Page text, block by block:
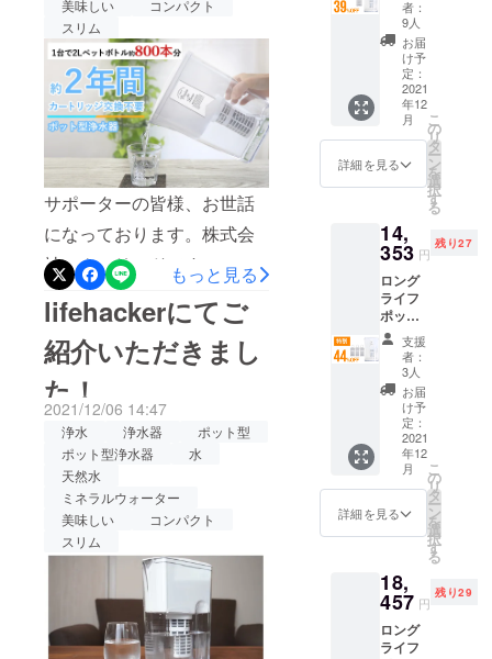
がページに記載されており
ます！ご検討中の方もそう
でない方も、ぜひ一度ペー
ジをご覧いただけますと幸
いです。なにかご質問、ご
不明点などございました
ら、お問い合わせよりどう
ぞお気軽におたずねくださ
いませ。よろしくお願いい
たします！
美味しい
コンパクト
スリム
サポーターの皆様、お世話
になっております。株式会
社アクアリードです。 1台
で2Lペットボトル約800本
分！長寿命なポット型浄水
器でおいしい水をいつでも
『ロングライフポット』の
掲載期間も残り７日間と
なってしまいました。最良
の製品がお届けできるよ
う、ただいま出荷に向けて
全力でとりかかっておりま
す。商品発送までお時間い
ただきますが、今しばらく
お待ちください。ご検討中
もっと見る
lifehackerにてご
紹介いただきまし
た！
2021/12/06 14:47
浄水 浄水器
ポット型
ポット型浄水器
水
天然水
ミネラルウォーター
美味しい
コンパクト
スリム
らお客様の
使い心地が
良くなるだ
ろうかな
ど、検証・
返しなが
しい製品を
開発研究し
す。 より多
くの方に、
浄水器の良
さを知って
頂きたいと
思い、クラ
ウドファン
ディングに
チャレンジ
いたしまし
た。皆様の
援を頂けま
すと幸いで
ございま
なりま
す。
リッジ
×1 一般
販売予
定価格
15,070
（税・
送料込
み）の
39％OF
F 2022
旬頃か
ら、各
ECサイ
ト/自社
HP等で
一般販
売を予
定。 ※
税込
み、送
料込の
価格と
なりま
す。
者：
9人
お届
け予
定：
2021
年12
月
詳細を見る
こ
の
リ
タ
ー
ン
を
選
択
す
る
14,
353 円
残り27
ロング
ライフ
ポット
×1 交換
カート
リッジ
×3 一般
販売予
定価格
25,630
（税・
送料込
み）の
44％OF
F 2022
旬頃か
ら、各
ECサイ
ト/自社
HP等で
支援
者：
3人
お届
け予
定：
2021
年12
月
詳細を見る
こ
の
リ
タ
ー
ン
を
選
択
す
る
18,
457 円
残り29
ロング
ライフ